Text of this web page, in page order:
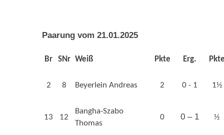
Paarung vom 21.01.2025
Br SNr Weiß Pkte Erg.
2 8 Beyerlein Andreas 2 0 - 1 1½
13 12
Bangha-Szabo
Thomas
0 0 – 1 ½